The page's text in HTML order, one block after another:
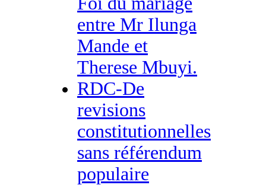
entre Mr Ilunga
Mande et
Therese Mbuyi.
RDC-De
revisions
constitutionnelles
sans référendum
populaire